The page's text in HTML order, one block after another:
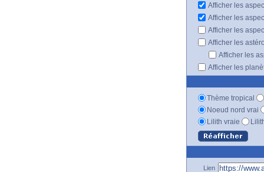
Afficher les
Afficher les
Afficher les
Afficher les
Afficher les
Afficher les
Thème tropical
Noeud nord vrai
Lilith vraie
Lien